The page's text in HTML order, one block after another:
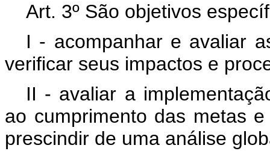
Art. 3º São objetivos
I - acompanhar e avaliar
verificar seus impactos e
II - avaliar a
ao cumprimento das metas
prescindir de uma análise